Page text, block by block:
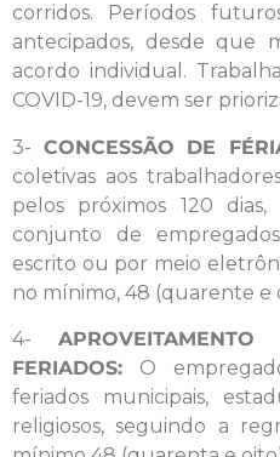
corridos. Períodos
antecipados, desde que
acordo individual.
COVID-19, devem ser
3- CONCESSÃO DE
coletivas aos
pelos próximos 120
conjunto de
escrito ou por meio
no mínimo, 48 (quarente e
4-
FERIADOS: O
feriados municipais,
religiosos, seguindo a